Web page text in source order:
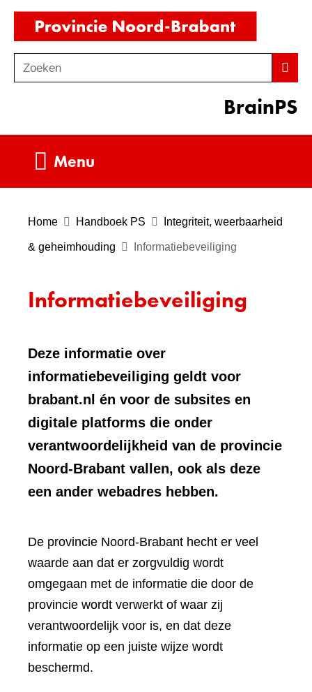
Ga
de
inhoud
o
Zoeken
BrainPS
Menu
Home Handboek PS Integriteit, weerbaarheid
& geheimhouding Informatiebeveiliging
Informatiebeveiliging
Deze informatie over
informatiebeveiliging geldt voor
brabant.nl én voor de subsites en
digitale platforms die onder
verantwoordelijkheid van de provincie
Noord-Brabant vallen, ook als deze
een ander webadres hebben.
De provincie Noord-Brabant hecht er veel
waarde aan dat er zorgvuldig wordt
omgegaan met de informatie die door de
provincie wordt verwerkt of waar zij
verantwoordelijk voor is, en dat deze
informatie op een juiste wijze wordt
beschermd.